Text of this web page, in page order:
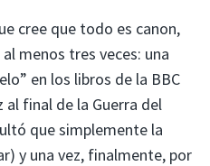
cree que todo es canon,
menos tres veces: una
en los libros de la BBC
al final de la Guerra del
que simplemente la
y una vez, finalmente, por